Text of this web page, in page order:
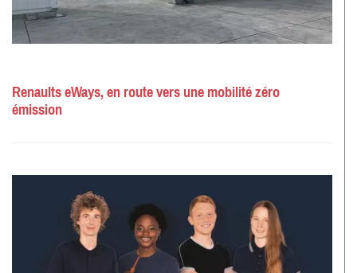
Renaults eWays, en route vers une mobilité zéro
émission